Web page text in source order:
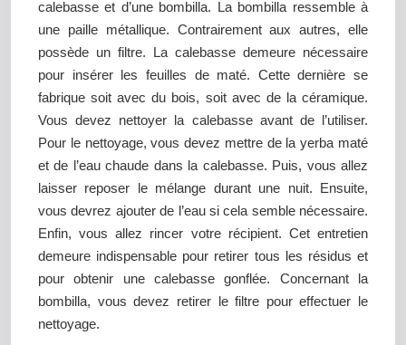
calebasse et d’une bombilla. La bombilla ressemble à
une paille métallique. Contrairement aux autres, elle
possède un filtre. La calebasse demeure nécessaire
pour insérer les feuilles de maté. Cette dernière se
fabrique soit avec du bois, soit avec de la céramique.
Vous devez nettoyer la calebasse avant de l’utiliser.
Pour le nettoyage, vous devez mettre de la yerba maté
et de l’eau chaude dans la calebasse. Puis, vous allez
laisser reposer le mélange durant une nuit. Ensuite,
vous devrez ajouter de l’eau si cela semble nécessaire.
Enfin, vous allez rincer votre récipient. Cet entretien
demeure indispensable pour retirer tous les résidus et
pour obtenir une calebasse gonflée. Concernant la
bombilla, vous devez retirer le filtre pour effectuer le
nettoyage.